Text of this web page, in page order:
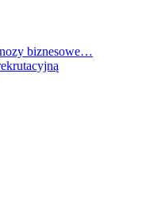
biznesowe…